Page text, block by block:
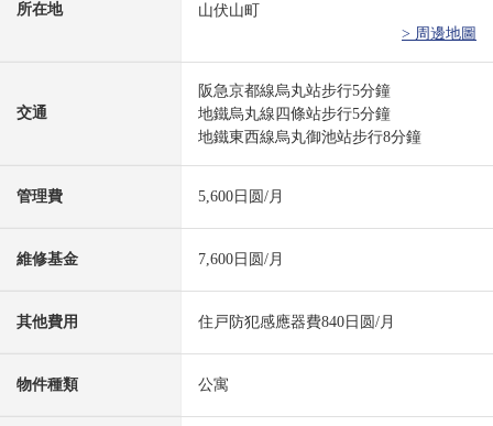
所在地
山伏山町
> 周邊地圖
交通
阪急京都線烏丸站步行5分鐘
地鐵烏丸線四條站步行5分鐘
地鐵東西線烏丸御池站步行8分鐘
管理費 5,600日圆/月
維修基金 7,600日圆/月
其他費用 住戸防犯感應器費840日圆/月
物件種類 公寓